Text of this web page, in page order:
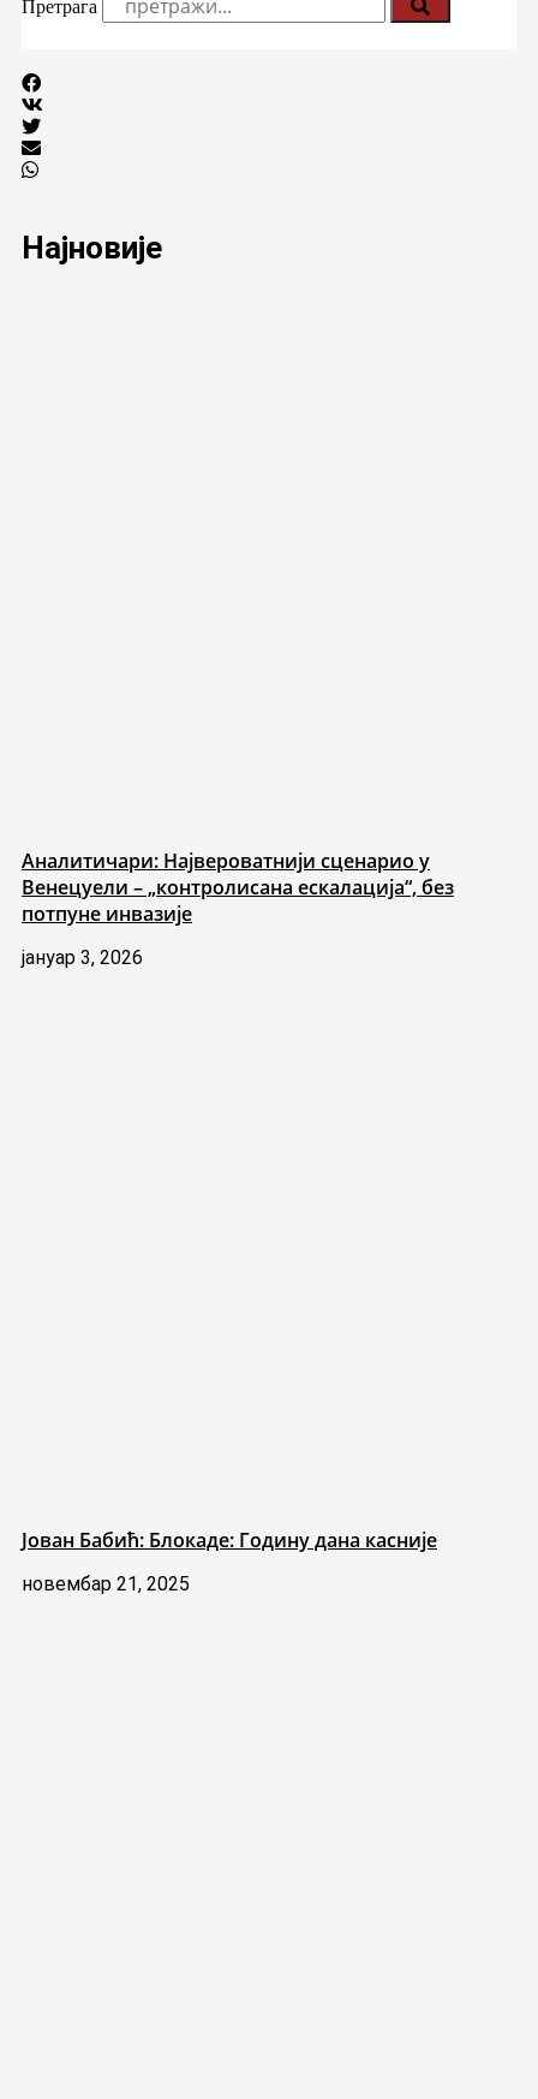
Претрага
Најновије
Аналитичари: Највероватнији сценарио у
Венецуели – „контролисана ескалација“, без
потпуне инвазије
јануар 3, 2026
Јован Бабић: Блокаде: Годину дана касније
новембар 21, 2025